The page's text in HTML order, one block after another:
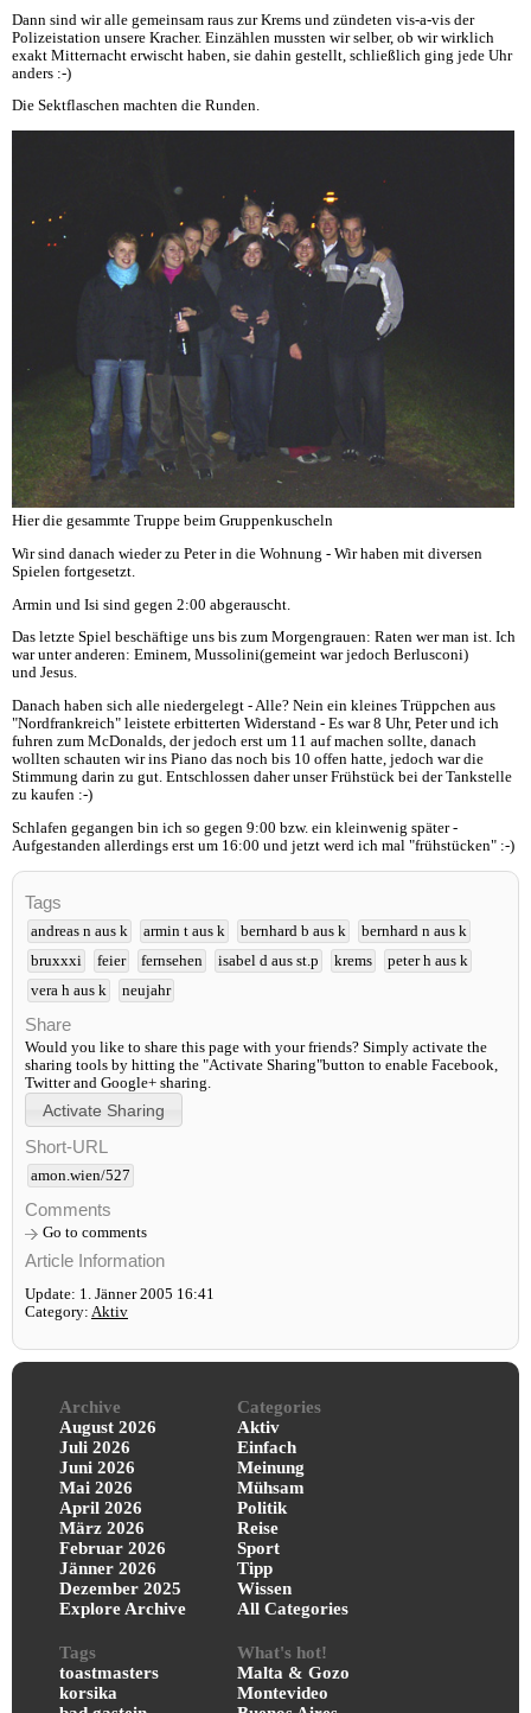
Dann sind wir alle gemeinsam raus zur Krems und zündeten vis-a-vis der
Polizeistation unsere Kracher. Einzählen mussten wir selber, ob wir wirklich
exakt Mitternacht erwischt haben, sie dahin gestellt, schließlich ging jede Uhr
anders :-)
Die Sektflaschen machten die Runden.
Hier die gesammte Truppe beim Gruppenkuscheln
Wir sind danach wieder zu Peter in die Wohnung - Wir haben mit diversen
Spielen fortgesetzt.
Armin und Isi sind gegen 2:00 abgerauscht.
Das letzte Spiel beschäftige uns bis zum Morgengrauen: Raten wer man ist. Ich
war unter anderen: Eminem, Mussolini(gemeint war jedoch Berlusconi)
und Jesus.
Danach haben sich alle niedergelegt - Alle? Nein ein kleines Trüppchen aus
"Nordfrankreich" leistete erbitterten Widerstand - Es war 8 Uhr, Peter und ich
fuhren zum McDonalds, der jedoch erst um 11 auf machen sollte, danach
wollten schauten wir ins Piano das noch bis 10 offen hatte, jedoch war die
Stimmung darin zu gut. Entschlossen daher unser Frühstück bei der Tankstelle
zu kaufen :-)
Schlafen gegangen bin ich so gegen 9:00 bzw. ein kleinwenig später -
Aufgestanden allerdings erst um 16:00 und jetzt werd ich mal "frühstücken" :-)
Tags
andreas n aus k armin t aus k bernhard b aus k
bernhard n aus k
bruxxxi
feier fernsehen isabel d aus st.p krems
peter h aus k
vera h aus k
neujahr
Share
Would you like to share this page with your friends? Simply activate the
sharing tools by hitting the "Activate Sharing"button to enable Facebook,
Twitter and Google+ sharing.
Short-URL
amon.wien/527
Comments
Go to comments
Article Information
Update: 1. Jänner 2005 16:41
Category: Aktiv
Archive
August 2026
Juli 2026
Juni 2026
Mai 2026
April 2026
März 2026
Februar 2026
Jänner 2026
Dezember 2025
Explore Archive
Categories
Aktiv
Einfach
Meinung
Mühsam
Politik
Reise
Sport
Tipp
Wissen
All Categories
Tags
toastmasters
korsika
What's hot!
Malta & Gozo
Montevideo